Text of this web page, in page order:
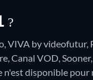
?
VIVA by videofutur,
Canal VOD,
disponible pour